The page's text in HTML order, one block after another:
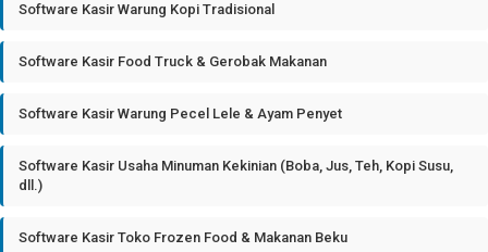
Software Kasir Warung Kopi Tradisional
Software Kasir Food Truck & Gerobak Makanan
Software Kasir Warung Pecel Lele & Ayam Penyet
Software Kasir Usaha Minuman Kekinian (Boba, Jus, Teh, Kopi Susu,
dll.)
Software Kasir Toko Frozen Food & Makanan Beku